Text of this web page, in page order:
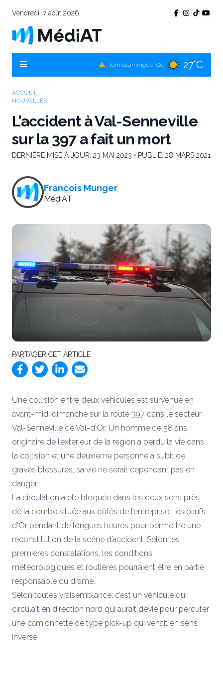
Vendredi, 7 août 2026
27°C
La Sarre, Qc 27°C
Rouyn-Noranda, Qc 28°C
Amos, Qc
ACCUEIL
NOUVELLES
L’accident à Val-Senneville
sur la 397 a fait un mort
DERNIÈRE MISE À JOUR: 23 MAI 2023 • PUBLIÉ: 28 MARS 2021
Francois Munger
MédiAT
PARTAGER CET ARTICLE
Une collision entre deux véhicules est survenue en
avant-midi dimanche sur la route 397 dans le secteur
Val-Senneville de Val-d’Or. Un homme de 58 ans,
originaire de l’extérieur de la région a perdu la vie dans
la collision et une deuxième personne a subit de
graves blessures, sa vie ne serait cependant pas en
danger.
La circulation a été bloquée dans les deux sens près
de la courbe située aux côtés de l’entreprise Les œufs
d’Or pendant de longues heures pour permettre une
reconstitution de la scène d’accident. Selon les
premières constatations, les conditions
météorologiques et routières pourraient être en partie
responsable du drame.
Selon toutes vraisemblance, c’est un véhicule qui
circulait en direction nord qui aurait dévié pour percuter
une camionnette de type pick-up qui venait en sens
inverse